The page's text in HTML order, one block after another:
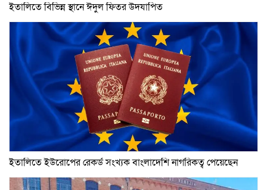
ইতালিতে বিভিন্ন স্থানে ঈদুল ফিতর উদযাপিত
ইতালিতে ইউরোপের রেকর্ড সংখ্যক বাংলাদেশি নাগরিকত্ব পেয়েছেন